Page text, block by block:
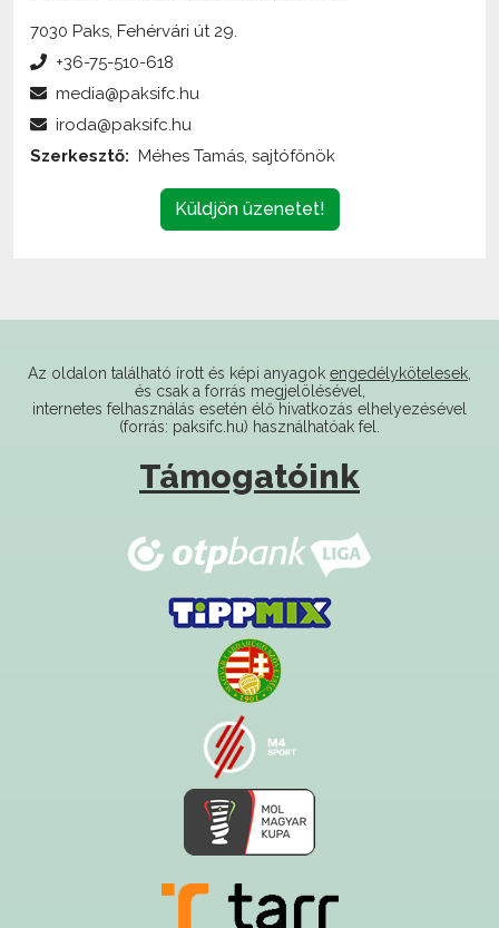
Küldjön üzenetet!
internetes felhasználás esetén élő hivatkozás elhelyezésével
(forrás: paksifc.hu) használhatóak fel.
Támogatóink